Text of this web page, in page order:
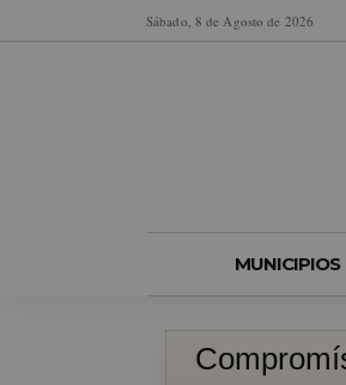
Sábado, 8 de Agosto de 2026
MUNICIPIOS